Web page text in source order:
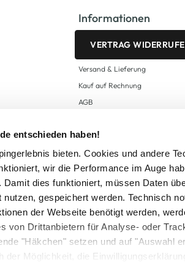
entschieden haben!
bieten. Cookies und andere
wir die Performance im Auge
dies funktioniert, müssen Daten
gespeichert werden. Technisch
der Webseite benötigt werden,
von Drittanbietern für Analyse- oder
"Häkchen" setzen und auf "Auswahl
der Möglichkeit, die
Informationen
VERTRAG
Versand & Lieferung
Kauf auf Rechnung
AGB
Zahlungsarten
Datenschutz
AWG CARD